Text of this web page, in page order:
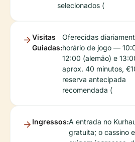
selecionados (
Visitas
Guiadas:
Oferecidas
horário de jogo —
12:00 (alemão) e
aprox. 40 minutos,
reserva antecipada
recomendada (
Ingressos:A entrada no
gratuita; o cassino